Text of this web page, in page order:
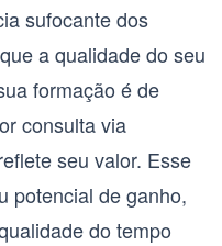
sufocante dos
a qualidade do seu
formação é de
consulta via
seu valor. Esse
potencial de ganho,
do tempo